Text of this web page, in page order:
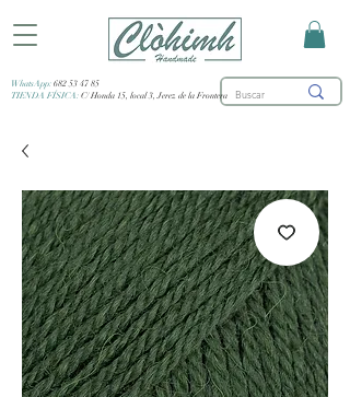
WhatsApp: 682 53 47 85
TIENDA FÍSICA: C/ Honda 15, local 3, Jerez de la Frontera